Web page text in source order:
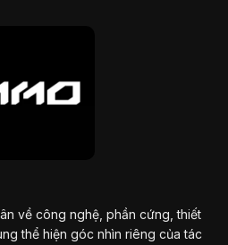
về công nghệ, phần cứng, thiết
thể hiện góc nhìn riêng của tác